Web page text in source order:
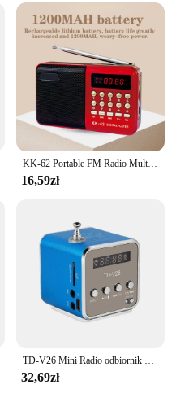
you're a vendor, a supplier, or
piece of audio equipment.
KK-62 Portable FM Radio Multifunction Handheld MP3 Full Band Radio Speaker LED Digital Display Support TF Card USB Drive
16,59zł
TD-V26 Mini Radio odbiornik Bluetooth bezprzewodowe głośniki cyfrowe Radio Fm do telefonu PC Mp3 odtwarzacz muzyczny karta obsługa karty Micro SD
32,69zł